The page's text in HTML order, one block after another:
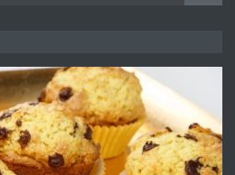
В ЦЕНТЪРА НА ГР.
преди 4 дни
гараж под наем